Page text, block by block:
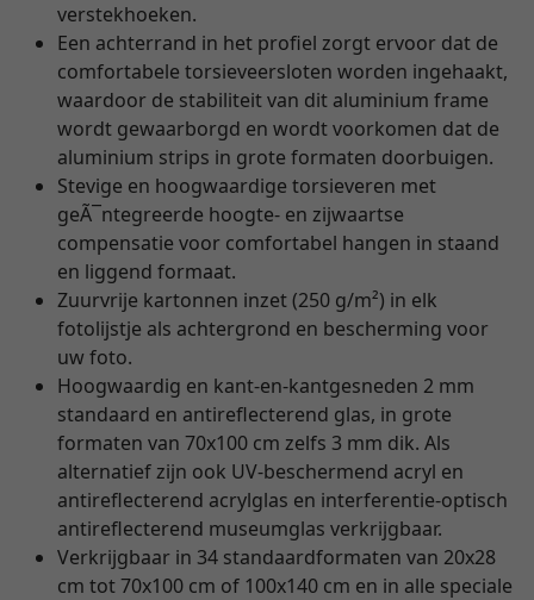
verstekhoeken.
Een achterrand in het profiel zorgt ervoor dat de
comfortabele torsieveersloten worden ingehaakt,
waardoor de stabiliteit van dit aluminium frame
wordt gewaarborgd en wordt voorkomen dat de
aluminium strips in grote formaten doorbuigen.
Stevige en hoogwaardige torsieveren met
geÃ¯ntegreerde hoogte- en zijwaartse
compensatie voor comfortabel hangen in staand
en liggend formaat.
Zuurvrije kartonnen inzet (250 g/m²) in elk
fotolijstje als achtergrond en bescherming voor
uw foto.
Hoogwaardig en kant-en-kantgesneden 2 mm
standaard en antireflecterend glas, in grote
formaten van 70x100 cm zelfs 3 mm dik. Als
alternatief zijn ook UV-beschermend acryl en
antireflecterend acrylglas en interferentie-optisch
antireflecterend museumglas verkrijgbaar.
Verkrijgbaar in 34 standaardformaten van 20x28
cm tot 70x100 cm of 100x140 cm en in alle speciale